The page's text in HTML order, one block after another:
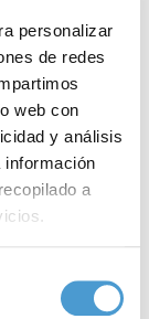
personalizar
de redes
web con
y análisis
información
a
es una iniciativa
online de
que
un espacio
servicios y